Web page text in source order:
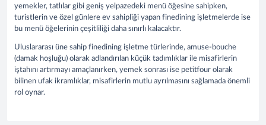
yemekler, tatlılar gibi geniş yelpazedeki menü öğesine sahipken,
turistlerin ve özel günlere ev sahipliği yapan finedining işletmelerde ise
bu menü öğelerinin çeşitliliği daha sınırlı kalacaktır.
Uluslararası üne sahip finedining işletme türlerinde, amuse-bouche
(damak hoşluğu) olarak adlandırılan küçük tadımlıklar ile misafirlerin
iştahını artırmayı amaçlanırken, yemek sonrası ise petitfour olarak
bilinen ufak ikramlıklar, misafirlerin mutlu ayrılmasını sağlamada önemli
rol oynar.